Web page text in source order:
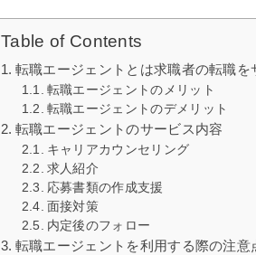
Table of Contents
転職エージェントとは求職者の転職を
転職エージェントのメリット
転職エージェントのデメリット
転職エージェントのサービス内容
キャリアカウンセリング
求人紹介
応募書類の作成支援
面接対策
内定後のフォロー
転職エージェントを利用する際の注意